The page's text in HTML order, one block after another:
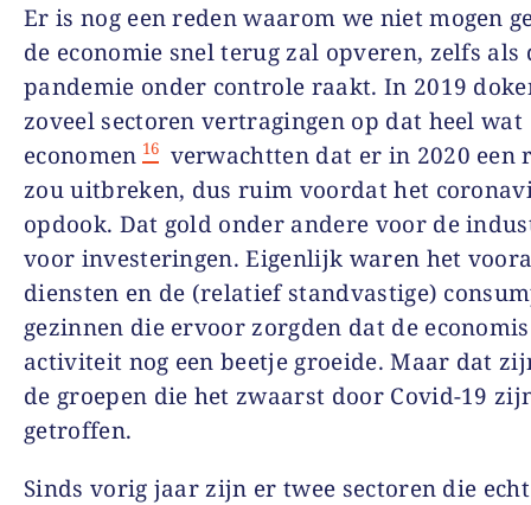
Er is nog een reden waarom we niet mogen
de economie snel terug zal opveren, zelfs als
pandemie onder controle raakt. In 2019
zoveel sectoren vertragingen op dat heel wat
economen 16 verwachtten dat er in 2020 een
zou uitbreken, dus ruim voordat het
opdook. Dat gold onder andere voor de
voor investeringen. Eigenlijk waren het
diensten en de (relatief standvastige)
gezinnen die ervoor zorgden dat de
activiteit nog een beetje groeide. Maar dat
de groepen die het zwaarst door Covid-19
getroffen.
Sinds vorig jaar zijn er twee sectoren die